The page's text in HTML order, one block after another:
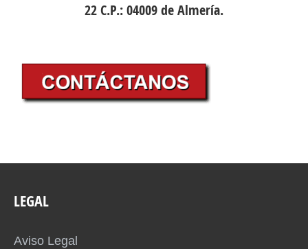
22 C.P.: 04009 de Almería.
LEGAL
Aviso Legal